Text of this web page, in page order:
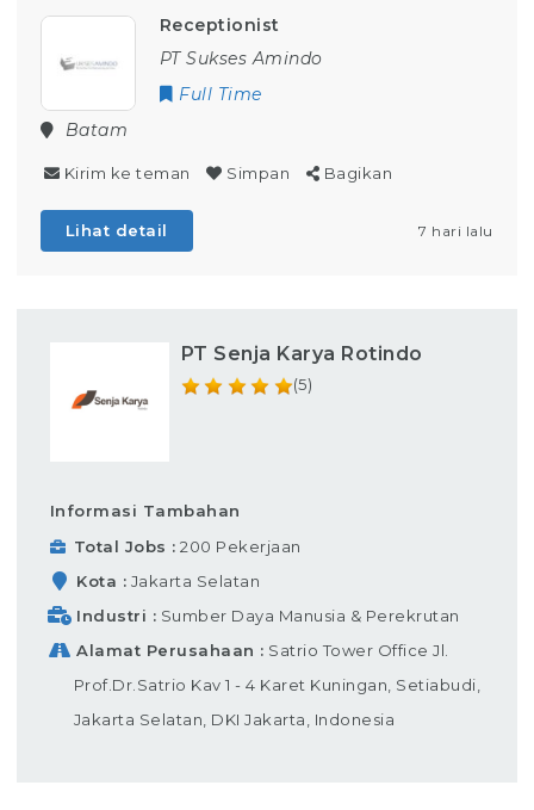
Receptionist
PT Sukses Amindo
Full Time
Batam
Kirim ke teman Simpan Bagikan
Lihat detail 7 hari lalu
PT Senja Karya Rotindo
(5)
Informasi Tambahan
Total Jobs
200 Pekerjaan
Kota
Jakarta Selatan
Industri
Sumber Daya Manusia & Perekrutan
Alamat Perusahaan
Satrio Tower Office Jl.
Prof.Dr.Satrio Kav 1 - 4 Karet Kuningan, Setiabudi,
Jakarta Selatan, DKI Jakarta, Indonesia